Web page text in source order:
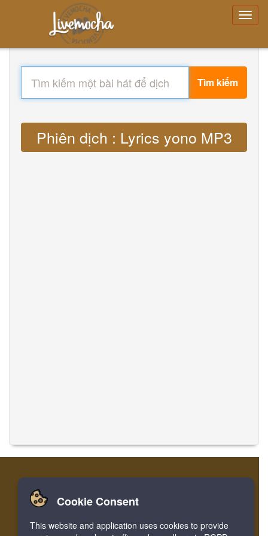
Tìm kiếm
Phiên dịch : Lyrics yono MP3
Nhà Đăng nhập Ghi danh
Facebook Twitter Bookmark
Cookie Consent
This website and application uses cookies to provide